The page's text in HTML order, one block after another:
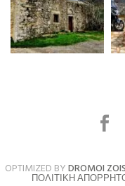
OPTIMIZED BYDROMOI ZOIS
ΠΟΛΙΤΙΚΉ